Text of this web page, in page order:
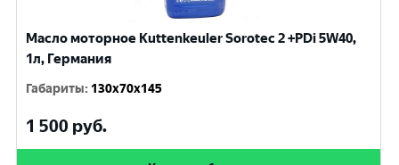
Масло моторное Kuttenkeuler Sorotec 2 +PDi 5W40,
1л, Германия
Габариты: 130x70x145
1 500 руб.